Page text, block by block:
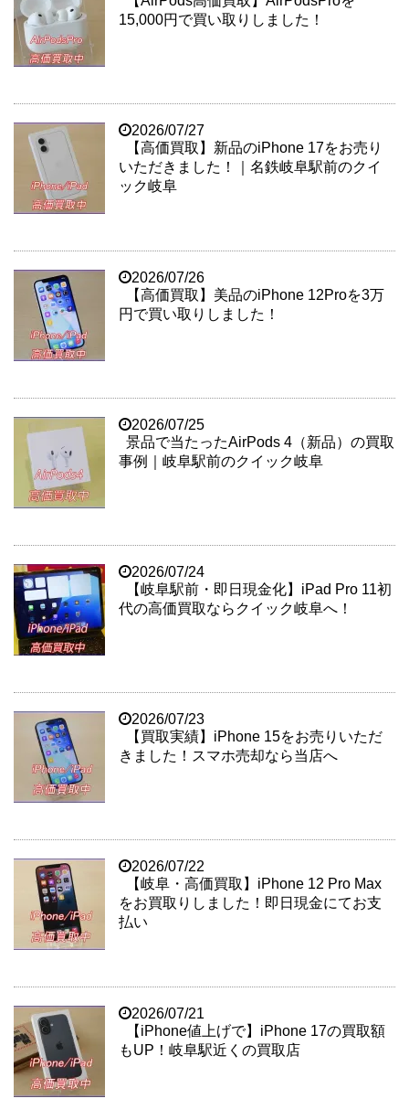
15,000円で買い取りしました！
2026/07/27
【高価買取】新品のiPhone 17をお売り
いただきました！｜名鉄岐阜駅前のクイ
ック岐阜
2026/07/26
【高価買取】美品のiPhone 12Proを3万
円で買い取りしました！
2026/07/25
景品で当たったAirPods 4（新品）の買取
事例｜岐阜駅前のクイック岐阜
2026/07/24
【岐阜駅前・即日現金化】iPad Pro 11初
代の高価買取ならクイック岐阜へ！
2026/07/23
【買取実績】iPhone 15をお売りいただ
きました！スマホ売却なら当店へ
2026/07/22
【岐阜・高価買取】iPhone 12 Pro Max
をお買取りしました！即日現金にてお支
払い
2026/07/21
【iPhone値上げで】iPhone 17の買取額
もUP！岐阜駅近くの買取店